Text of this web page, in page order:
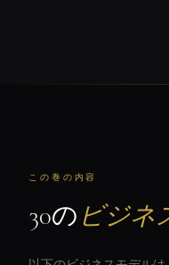
この巻の内容
30の ビジネ